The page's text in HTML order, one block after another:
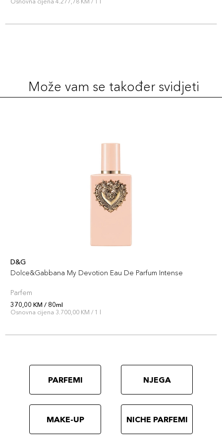
Može vam se također svidjeti
D&G
Dolce&Gabbana My Devotion Eau De Parfum Intense
Parfem
370,00 KM / 80ml
Osnovna cijena 3.700,00 KM / 1 l
PARFEMI NJEGA
MAKE-UP NICHE PARFEMI